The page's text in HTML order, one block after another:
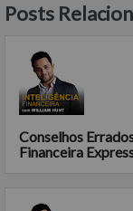
Posts
Conselhos
Financeira